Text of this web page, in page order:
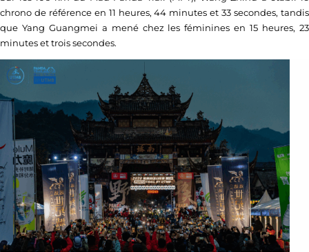
chrono de référence en 11 heures, 44 minutes et 33 secondes, tandis
que Yang Guangmei a mené chez les féminines en 15 heures, 23
minutes et trois secondes.